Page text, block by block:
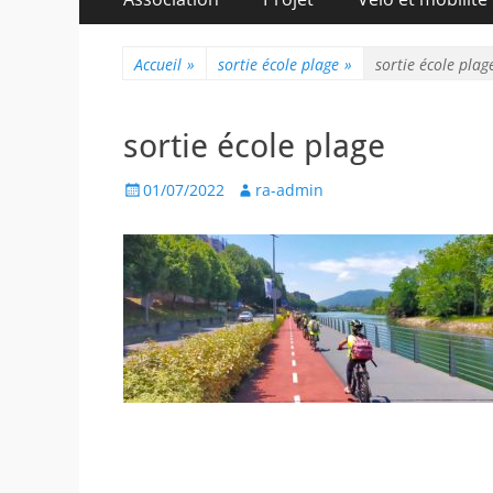
principal
Accueil » sortie école plage » sortie école
sortie école plage
Posted
01/07/2022 Author
ra-admin